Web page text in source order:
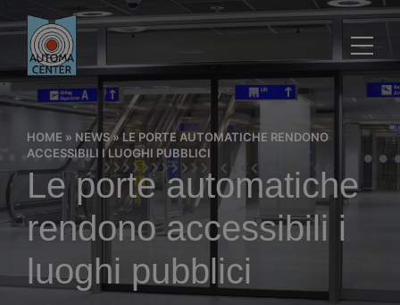
HOME » NEWS»LE PORTE AUTOMATICHE RENDONO
ACCESSIBILI I LUOGHI PUBBLICI
Le porte automatiche
rendono accessibili i
luoghi pubblici